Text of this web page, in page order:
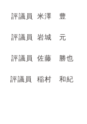
評議員 米澤 豊
評議員 岩城 元
評議員 佐藤 勝也
評議員 稲村 和紀